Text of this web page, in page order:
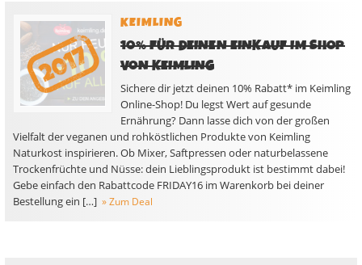
KEIMLING
10% FÜR DEINEN EINKAUF IM SHOP
VON KEIMLING
Sichere dir jetzt deinen 10% Rabatt* im Keimling
Online-Shop! Du legst Wert auf gesunde
Ernährung? Dann lasse dich von der großen
Vielfalt der veganen und rohköstlichen Produkte von Keimling
Naturkost inspirieren. Ob Mixer, Saftpressen oder naturbelassene
Trockenfrüchte und Nüsse: dein Lieblingsprodukt ist bestimmt dabei!
Gebe einfach den Rabattcode FRIDAY16 im Warenkorb bei deiner
Bestellung ein […] » Zum Deal